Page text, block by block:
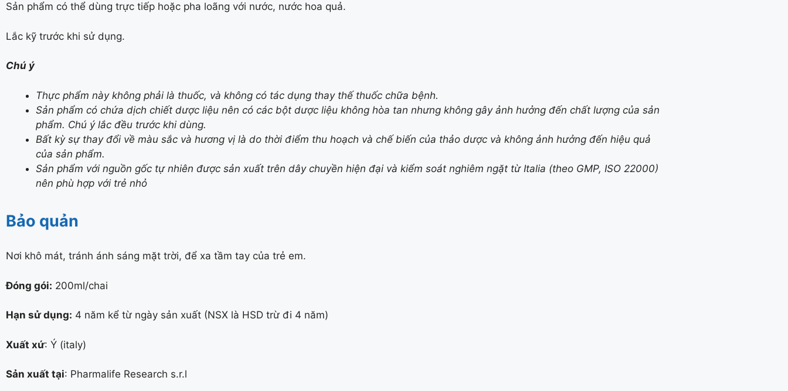
Sản phẩm có thể dùng trực tiếp hoặc pha loãng với nước, nước hoa quả.
Lắc kỹ trước khi sử dụng.
Chú ý
Thực phẩm này không phải là thuốc, và không có tác dụng thay thế thuốc chữa bệnh.
Sản phẩm có chứa dịch chiết dược liệu nên có các bột dược liệu không hòa tan nhưng không gây ảnh hưởng đến chất lượng của sản
phẩm. Chú ý lắc đều trước khi dùng.
Bất kỳ sự thay đổi về màu sắc và hương vị là do thời điểm thu hoạch và chế biến của thảo dược và không ảnh hưởng đến hiệu quả
của sản phẩm.
Sản phẩm với nguồn gốc tự nhiên được sản xuất trên dây chuyền hiện đại và kiểm soát nghiêm ngặt từ Italia (theo GMP, ISO 22000)
nên phù hợp với trẻ nhỏ
Bảo quản
Nơi khô mát, tránh ánh sáng mặt trời, để xa tầm tay của trẻ em.
Đóng gói: 200ml/chai
Hạn sử dụng: 4 năm kể từ ngày sản xuất (NSX là HSD trừ đi 4 năm)
Xuất xứ: Ý (italy)
Sản xuất tại: Pharmalife Research s.r.l